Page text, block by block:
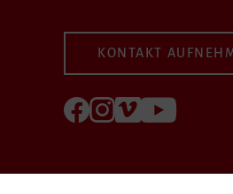
KONTAKT
Folgen Sie uns auf
Folgen Sie uns auf
Besuchen Sie
Besuchen